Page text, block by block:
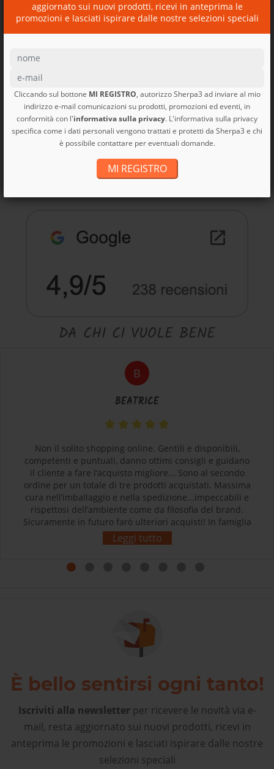
aggiornato sui nuovi prodotti, ricevi in anteprima le
promozioni e lasciati ispirare dalle nostre selezioni speciali
Cliccando sul bottone MI REGISTRO, autorizzo Sherpa3 ad inviare al mio
indirizzo e-mail comunicazioni su prodotti, promozioni ed eventi, in
conformità con l'informativa sulla privacy. L'informativa sulla privacy
specifica come i dati personali vengono trattati e protetti da Sherpa3 e chi
è possibile contattare per eventuali domande.
MI REGISTRO
100L Patagonia
Zaino Bike Dirt Roamer
Dirt Roamer Pack 20L
DA CHI CI VUOLE BENE
B
BEATRICE
Non il solito shopping online. Gentili e disponibili,
competenti e puntuali, danno ottimi consigli e guidano
il cliente a fare l’acquisto migliore... Sono al secondo
ordine per un totale di tre prodotti acquistati. Massima
cura nell’imballaggio e nella spedizione...impeccabili e
rispettosi dell’ambiente come da filosofia del brand.
Sicuramente in futuro farò ulteriori acquisti! In famiglia
siamo tutti soddisfatti e contenti dei nostri acquisti.
Grazie! L’esperienza d’acquisto con Sherpa3 è stata
Leggi tutto
È bello sentirsi ogni tanto!
Iscriviti alla newsletterper ricevere le novità via e-
mail, resta aggiornato sui nuovi prodotti, ricevi in
anteprima le promozioni e lasciati ispirare dalle nostre
selezioni speciali